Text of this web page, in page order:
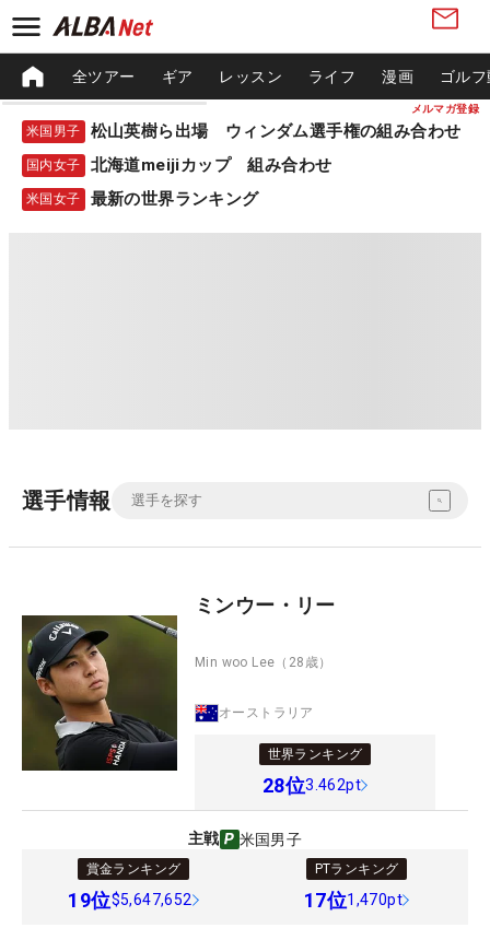
メルマガ登録
全ツアー ギア レッスン ライフ 漫画 ゴル
米国男子 松山英樹ら出場 ウィンダム選手権の組み合わせ
国内女子 北海道meijiカップ 組み合わせ
米国女子 最新の世界ランキング
選手情報
ミンウー・リー
Min woo Lee （28歳）
オーストラリア
世界ランキング
28位3.462pt
主戦 米国男子
賞金ランキング
19位$5,647,652
PTランキング
17位1,470pt